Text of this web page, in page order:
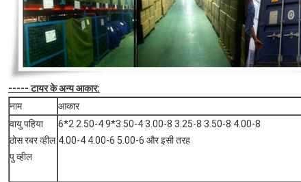
----- टायर के अन्य आकार:
नाम
आकार
वायु पहिया
ठोस रबर व्हील
पु व्हील
6*2 2.50-4 9*3.50-4 3.00-8 3.25-8 3.50-8 4.00-8
4.00-4 4.00-6 5.00-6 और इसी तरह